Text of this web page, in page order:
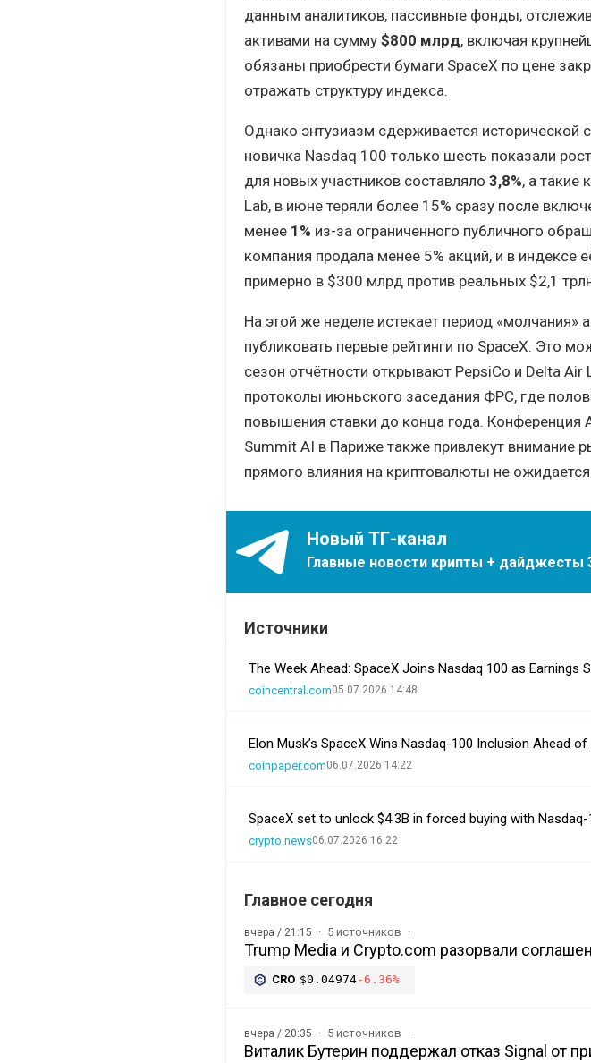
данным аналитиков, пассивные фонды,
активами на сумму $800 млрд, включая
обязаны приобрести бумаги SpaceX по цене
отражать структуру индекса.
Однако энтузиазм сдерживается исторической
новичка Nasdaq 100 только шесть показали
для новых участников составляло 3,8%, а такие
Lab, в июне теряли более 15% сразу после
менее 1% из-за ограниченного публичного
компания продала менее 5% акций, и в индексе
примерно в $300 млрд против реальных $2,1
На этой же неделе истекает период «молчания»
публиковать первые рейтинги по SpaceX. Это
сезон отчётности открывают PepsiCo и Delta Air
протоколы июньского заседания ФРС, где
повышения ставки до конца года. Конференция
Summit AI в Париже также привлекут внимание
прямого влияния на криптовалюты не ожидается.
Новый ТГ-канал
Главные новости крипты + дайджесты
Источники
The Week Ahead: SpaceX Joins Nasdaq 100 as Earnings
coincentral.com05.07.2026 14:48
Elon Musk’s SpaceX Wins Nasdaq-100 Inclusion Ahead
coinpaper.com06.07.2026 14:22
SpaceX set to unlock $4.3B in forced buying with
crypto.news06.07.2026 16:22
Главное сегодня
вчера / 21:15 5 источников
Trump Media и Crypto.com разорвали
CRO $0.04974-6.36%
вчера / 20:35 5 источников
Виталик Бутерин поддержал отказ Signal от